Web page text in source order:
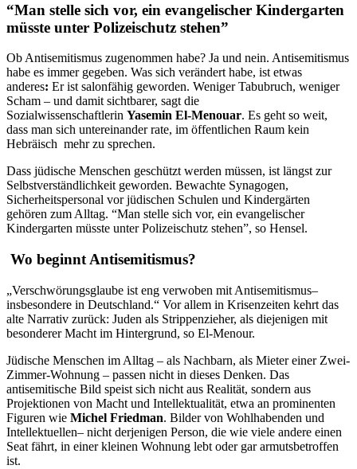
“Man stelle sich vor, ein evangelischer Kindergarten
müsste unter Polizeischutz stehen”
Ob Antisemitismus zugenommen habe? Ja und nein. Antisemitismus
habe es immer gegeben. Was sich verändert habe, ist etwas
anderes: Er ist salonfähig geworden. Weniger Tabubruch, weniger
Scham – und damit sichtbarer, sagt die
Sozialwissenschaftlerin Yasemin El-Menouar. Es geht so weit,
dass man sich untereinander rate, im öffentlichen Raum kein
Hebräisch mehr zu sprechen.
Dass jüdische Menschen geschützt werden müssen, ist längst zur
Selbstverständlichkeit geworden. Bewachte Synagogen,
Sicherheitspersonal vor jüdischen Schulen und Kindergärten
gehören zum Alltag. “Man stelle sich vor, ein evangelischer
Kindergarten müsste unter Polizeischutz stehen”, so Hensel.
Wo beginnt Antisemitismus?
„Verschwörungsglaube ist eng verwoben mit Antisemitismus–
insbesondere in Deutschland.“ Vor allem in Krisenzeiten kehrt das
alte Narrativ zurück: Juden als Strippenzieher, als diejenigen mit
besonderer Macht im Hintergrund, so El-Menour.
Jüdische Menschen im Alltag – als Nachbarn, als Mieter einer Zwei-
Zimmer-Wohnung – passen nicht in dieses Denken. Das
antisemitische Bild speist sich nicht aus Realität, sondern aus
Projektionen von Macht und Intellektualität, etwa an prominenten
Figuren wie Michel Friedman. Bilder von Wohlhabenden und
Intellektuellen– nicht derjenigen Person, die wie viele andere einen
Seat fährt, in einer kleinen Wohnung lebt oder gar armutsbetroffen
ist.